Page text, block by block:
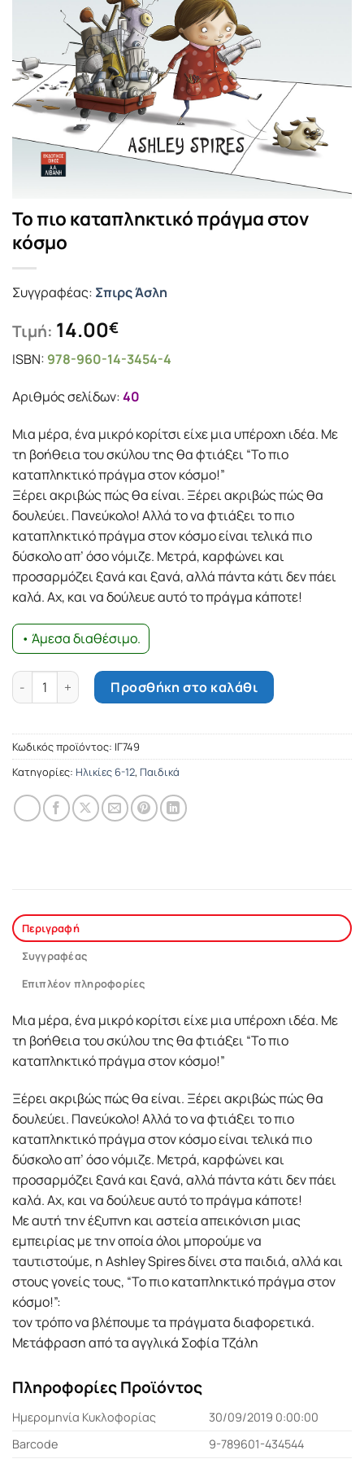
Το πιο καταπληκτικό πράγμα στον
κόσμο
Συγγραφέας: Σπιρς Άσλη
Τιμή: 14.00€
ISBN: 978-960-14-3454-4
Αριθμός σελίδων:40
Μια µέρα, ένα µικρό κορίτσι είχε µια υπέροχη ιδέα. Με
τη βοήθεια του σκύλου της θα φτιάξει “Το πιο
καταπληκτικό πράγμα στον κόσμο!”
Ξέρει ακριβώς πώς θα είναι. Ξέρει ακριβώς πώς θα
δουλεύει. Πανεύκολο! Αλλά το να φτιάξει το πιο
καταπληκτικό πράγµα στον κόσµο είναι τελικά πιο
δύσκολο απ’ όσο νόµιζε. Μετρά, καρφώνει και
προσαρµόζει ξανά και ξανά, αλλά πάντα κάτι δεν πάει
καλά. Αχ, και να δούλευε αυτό το πράγµα κάποτε!
• Άμεσα διαθέσιμο.
Το πιο καταπληκτικό πράγμα στον κόσμο ποσότητα
Προσθήκη στο καλάθι
Κωδικός προϊόντος: ΙΓ749
Κατηγορίες: Ηλικίες 6-12, Παιδικά
Περιγραφή
Συγγραφέας
Επιπλέον πληροφορίες
Μια µέρα, ένα µικρό κορίτσι είχε µια υπέροχη ιδέα. Με
τη βοήθεια του σκύλου της θα φτιάξει “Το πιο
καταπληκτικό πράγμα στον κόσμο!”
Ξέρει ακριβώς πώς θα είναι. Ξέρει ακριβώς πώς θα
δουλεύει. Πανεύκολο! Αλλά το να φτιάξει το πιο
καταπληκτικό πράγµα στον κόσµο είναι τελικά πιο
δύσκολο απ’ όσο νόµιζε. Μετρά, καρφώνει και
προσαρµόζει ξανά και ξανά, αλλά πάντα κάτι δεν πάει
καλά. Αχ, και να δούλευε αυτό το πράγµα κάποτε!
Με αυτή την έξυπνη και αστεία απεικόνιση µιας
εµπειρίας µε την οποία όλοι µπορούµε να
ταυτιστούµε, η Ashley Spires δίνει στα παιδιά, αλλά και
στους γονείς τους, “Το πιο καταπληκτικό πράγμα στον
κόσμο!”:
τον τρόπο να βλέπουµε τα πράγµατα διαφορετικά.
Μετάφραση από τα αγγλικά Σοφία Τζάλη
Πληροφορίες Προϊόντος
Ημερομηνία Κυκλοφορίας
30/09/2019 0:00:00
Barcode
9-789601-434544